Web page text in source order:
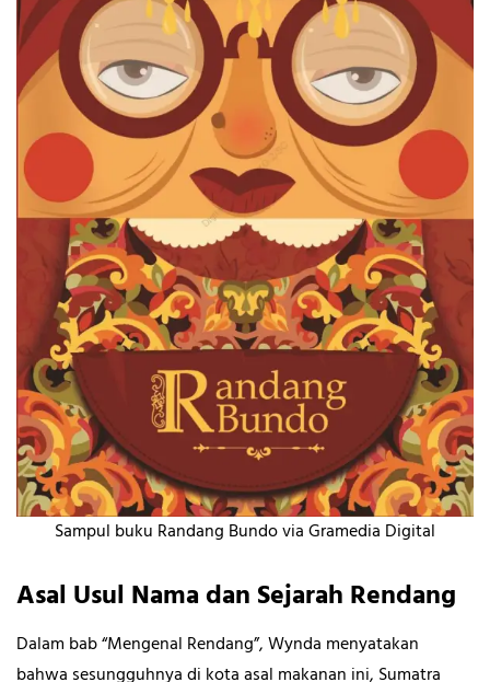
Sampul buku Randang Bundo via Gramedia Digital
Asal Usul Nama dan Sejarah Rendang
Dalam bab “Mengenal Rendang”, Wynda menyatakan
bahwa sesungguhnya di kota asal makanan ini, Sumatra